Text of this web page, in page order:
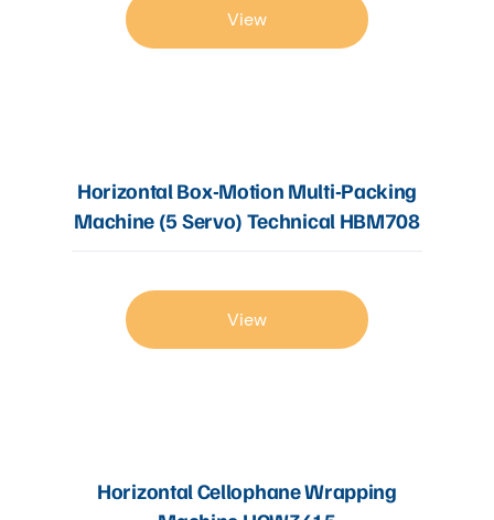
View
Horizontal Box-Motion Multi-Packing
Machine (5 Servo) Technical HBM708
View
Horizontal Cellophane Wrapping